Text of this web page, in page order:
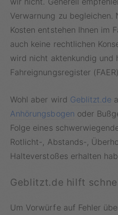
Verwarnung zu begleichen.
Kosten entstehen Ihnen im
auch keine rechtlichen
wird nicht aktenkundig und
Fahreignungsregister
Wohl aber wird Geblitzt.de
Anhörungsbogen oder
Folge eines
Rotlicht-, Abstands-,
Halteverstoßes erhalten
Geblitzt.de hilft
Um Vorwürfe auf Fehler